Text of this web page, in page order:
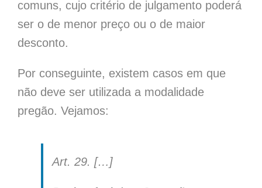
comuns, cujo critério de julgamento poderá
ser o de menor preço ou o de maior
desconto.
Por conseguinte, existem casos em que
não deve ser utilizada a modalidade
pregão. Vejamos:
Art. 29. […]